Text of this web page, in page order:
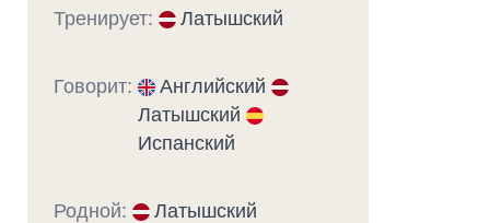
Тренирует: Латышский
Говорит:
Английский
Латышский
Испанский
Родной: Латышский